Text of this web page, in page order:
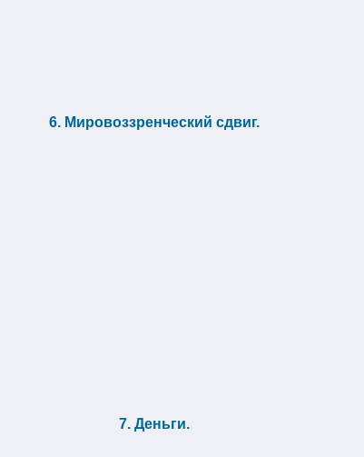
6. Мировоззренческий сдвиг.
7. Деньги.